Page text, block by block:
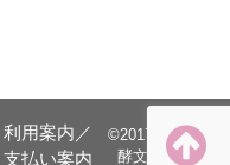
利用案内／
支払い案内
©️2017 日本発
酵文化協会